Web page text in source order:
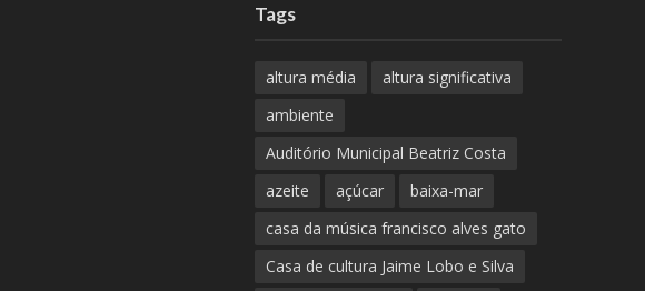
Tags
altura média
altura significativa
ambiente
Auditório Municipal Beatriz Costa
azeite
açúcar
baixa-mar
casa da música francisco alves gato
Casa de cultura Jaime Lobo e Silva